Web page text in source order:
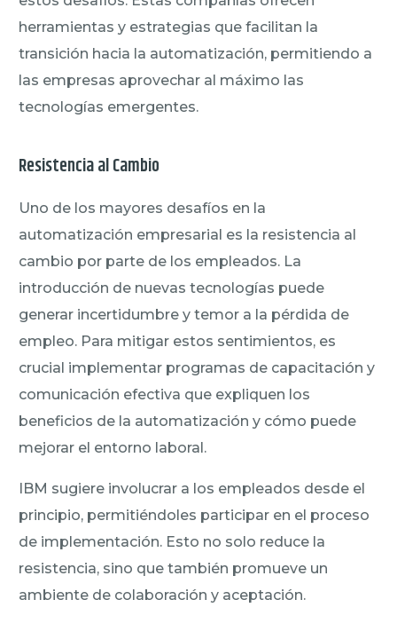
herramientas y estrategias que facilitan la
transición hacia la automatización, permitiendo a
las empresas aprovechar al máximo las
tecnologías emergentes.
Resistencia al Cambio
Uno de los mayores desafíos en la
automatización empresarial es la resistencia al
cambio por parte de los empleados. La
introducción de nuevas tecnologías puede
generar incertidumbre y temor a la pérdida de
empleo. Para mitigar estos sentimientos, es
crucial implementar programas de capacitación y
comunicación efectiva que expliquen los
beneficios de la automatización y cómo puede
mejorar el entorno laboral.
IBM sugiere involucrar a los empleados desde el
principio, permitiéndoles participar en el proceso
de implementación. Esto no solo reduce la
resistencia, sino que también promueve un
ambiente de colaboración y aceptación.